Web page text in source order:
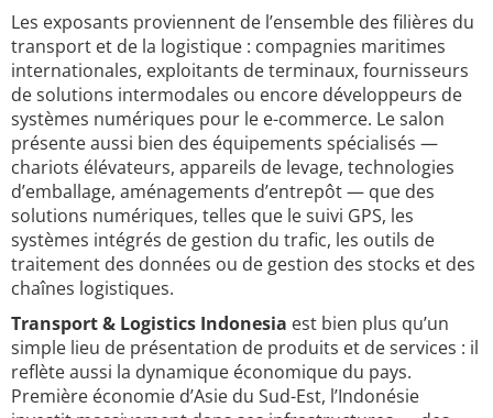
Les exposants proviennent de l’ensemble des filières du
transport et de la logistique : compagnies maritimes
internationales, exploitants de terminaux, fournisseurs
de solutions intermodales ou encore développeurs de
systèmes numériques pour le e-commerce. Le salon
présente aussi bien des équipements spécialisés —
chariots élévateurs, appareils de levage, technologies
d’emballage, aménagements d’entrepôt — que des
solutions numériques, telles que le suivi GPS, les
systèmes intégrés de gestion du trafic, les outils de
traitement des données ou de gestion des stocks et des
chaînes logistiques.
Transport & Logistics Indonesia est bien plus qu’un
simple lieu de présentation de produits et de services : il
reflète aussi la dynamique économique du pays.
Première économie d’Asie du Sud-Est, l’Indonésie